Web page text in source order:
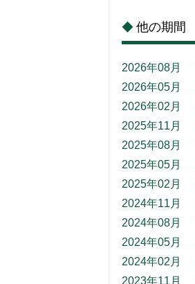
◆ 他の期間
2026年08月
2026年05月
2026年02月
2025年11月
2025年08月
2025年05月
2025年02月
2024年11月
2024年08月
2024年05月
2024年02月
2023年11月